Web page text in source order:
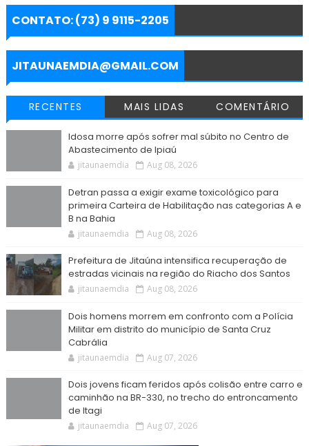
r
e
e
b
o
k
t
t
e
r
t
s
p
p
e
g
a
m
s
e
g
e
r
i
CONTATO: (73) 9 9115-2205
JITAUNAEMDIA@GMAIL.COM
RECENTES MAIS LIDAS COMENTÁRIO
Idosa morre após sofrer mal súbito no Centro de
Abastecimento de Ipiaú
jitaunaemdia Aug 08, 2026
Detran passa a exigir exame toxicológico para
primeira Carteira de Habilitação nas categorias A e
B na Bahia
jitaunaemdia Aug 08, 2026
Prefeitura de Jitaúna intensifica recuperação de
estradas vicinais na região do Riacho dos Santos
jitaunaemdia Aug 08, 2026
Dois homens morrem em confronto com a Polícia
Militar em distrito do município de Santa Cruz
Cabrália
jitaunaemdia Aug 07, 2026
Dois jovens ficam feridos após colisão entre carro e
caminhão na BR-330, no trecho do entroncamento
de Itagi
jitaunaemdia Aug 07, 2026